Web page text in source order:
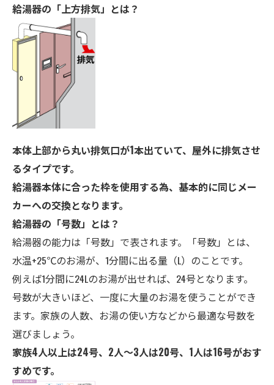
給湯器の「上方排気」とは？
本体上部から丸い排気口が1本出ていて、屋外に排気させ
るタイプです。
給湯器本体に合った枠を使用する為、基本的に同じメー
カーへの交換となります。
給湯器の「号数」とは？
給湯器の能力は「号数」で表されます。「号数」とは、
水温+25℃のお湯が、1分間に出る量（L）のことです。
例えば1分間に24Lのお湯が出せれば、24号となります。
号数が大きいほど、一度に大量のお湯を使うことができ
ます。家族の人数、お湯の使い方などから最適な号数を
選びましょう。
家族4人以上は24号、2人～3人は20号、1人は16号がおす
すめです。